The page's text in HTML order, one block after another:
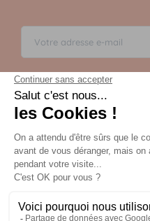
Paiement
Paiement 100% sécurisé